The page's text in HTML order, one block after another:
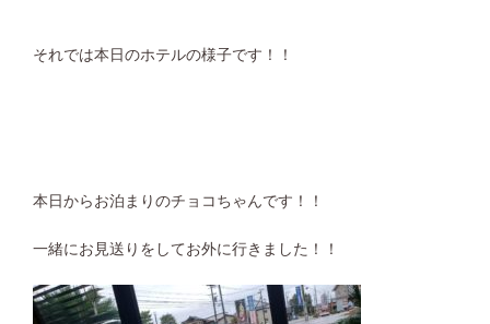
それでは本日のホテルの様子です！！
本日からお泊まりのチョコちゃんです！！
一緒にお見送りをしてお外に行きました！！